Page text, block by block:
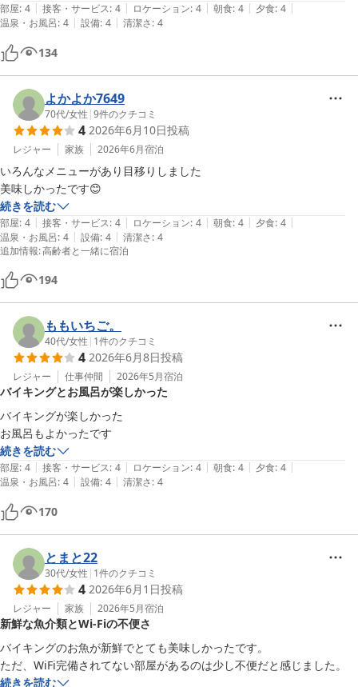
部屋: 4 | 接客・サービス: 4 | ロケーション: 4 | 朝食: 4 | 夕食: 4 |
温泉・お風呂: 4 | 設備: 4 | 清潔さ: 4
134
よかよか7649
70代/女性 |9件のクチコミ
4 2026年6月10日投稿
レジャー 家族 2026年6月宿泊
いろんなメニューがあり目移りしました
美味しかったです😊
続きを読む
部屋: 4 | 接客・サービス: 4 | ロケーション: 4 | 朝食: 4 | 夕食: 4 |
温泉・お風呂: 4 | 設備: 4 | 清潔さ: 4
追加情報:高齢者と一緒に宿泊
194
ももいちご。
40代/女性 | 1件のクチコミ
4 2026年6月8日投稿
レジャー 仕事仲間 2026年5月宿泊
バイキングとお風呂が楽しかった
バイキングが楽しかった
お風呂もよかったです
続きを読む
部屋: 4 | 接客・サービス: 4 | ロケーション: 4 | 朝食: 4 | 夕食: 4 |
温泉・お風呂: 4 | 設備: 4 | 清潔さ: 4
170
とまと22
30代/女性 | 1件のクチコミ
4 2026年6月1日投稿
レジャー 家族 2026年5月宿泊
新鮮な魚介類とWi-Fiの不便さ
バイキングのお魚が新鮮でとても美味しかったです。
ただ、WiFi完備されてない部屋があるのは少し不便だと感じました。
続きを読む